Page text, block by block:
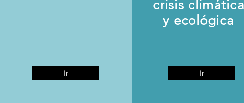
Ir
crisis climática
y ecológica
Ir